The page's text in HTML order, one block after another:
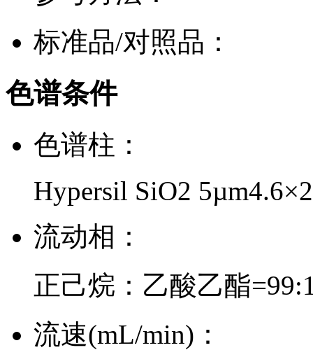
标准品/对照品：
色谱条件
色谱柱：
Hypersil SiO2
流动相：
正己烷：乙酸乙酯
流速(mL/min)：